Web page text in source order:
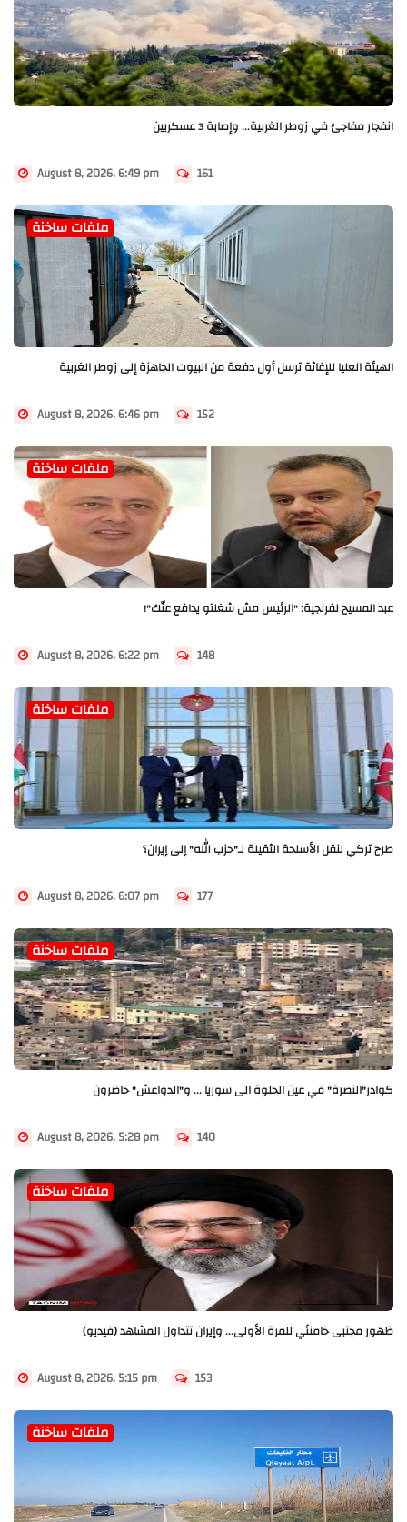
انفجار مفاجئ في زوطر الغربية... وإصابة 3 عسكريين
August 8, 2026, 6:49 pm 161
ملفات ساخنة
الهيئة العليا للإغاثة ترسل أول دفعة من البيوت الجاهزة إلى زوطر الغربية
August 8, 2026, 6:46 pm 152
ملفات ساخنة
عبد المسيح لفرنجية: "الرئيس مش شغلتو يدافع عنّك"!
August 8, 2026, 6:22 pm 148
ملفات ساخنة
طرح تركي لنقل الأسلحة الثقيلة لـ"حزب الله" إلى إيران؟
August 8, 2026, 6:07 pm 177
ملفات ساخنة
كوادر"النصرة" في عين الحلوة الى سوريا ... و"الدواعش" حاضرون
August 8, 2026, 5:28 pm 140
ملفات ساخنة
ظهور مجتبى خامنئي للمرة الأولى... وإيران تتداول المشاهد (فيديو)
August 8, 2026, 5:15 pm 153
ملفات ساخنة